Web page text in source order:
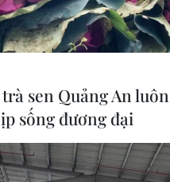
sen Quảng An
sống đương đại